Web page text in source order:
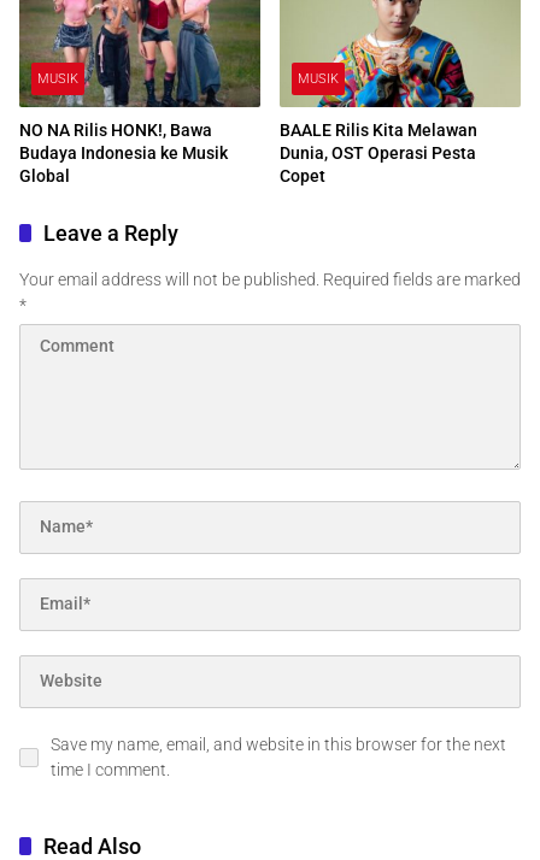
MUSIK
NO NA Rilis HONK!, Bawa
Budaya Indonesia ke Musik
Global
MUSIK
BAALE Rilis Kita Melawan
Dunia, OST Operasi Pesta
Copet
Leave a Reply
Your email address will not be published. Required fields are marked
*
Save my name, email, and website in this browser for the next
time I comment.
Read Also